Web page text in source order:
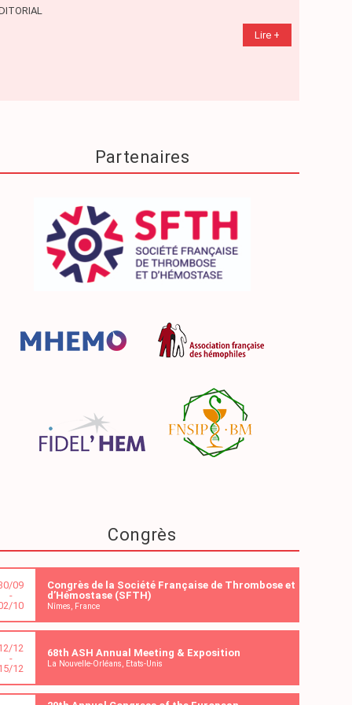
Lire +
Partenaires
Congrès
09
-
10
Congrès de la Société Française de Thrombose et
d’Hémostase (SFTH)
Nîmes, France
12
-
12
68th ASH Annual Meeting & Exposition
La Nouvelle-Orléans, Etats-Unis